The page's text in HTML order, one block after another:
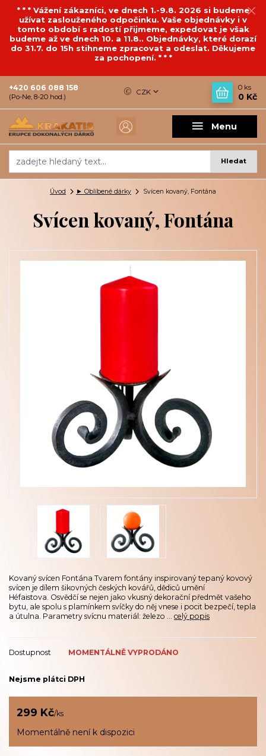
* * * Vážení zákazníci, ve dnech 1.-9.8. 2026 si budeme
užívat zaslouženého odpočinku. Vaše objednávky i v
tomto období s radostí přijmeme, expedovat je však
budeme až ve dnech 10. a 11.8.. Objednávky, které dorazí
do 31.7. do 15h stihneme zpracovat a odeslat. Děkujeme
za pochopení. * * *
Menu
CZK
Hledat
+420 606 088 158
(Po-Ne, 8-20 hod.)
0 ks
0 Kč
Úvod ► Oblíbené dárky Svícen kovaný, Fontána
Svícen kovaný, Fontána
Kovaný svícen Fontána Tvarem fontány inspirovaný tepaný kovový
svícen je dílem šikovných českých kovářů, dědiců umění
Héfaistova. Osvědčí se nejen jako vkusný dekorační předmět vašeho
bytu, ale spolu s plamínkem svíčky do něj vnese i pocit bezpečí, tepla
a útulna. Parametry svícnu materiál: železo ... celý popis
Dostupnost MOMENTÁLNĚ VYPRODÁNO
Nejsme plátci DPH
299 Kč/ks
Momentálně není k dispozici